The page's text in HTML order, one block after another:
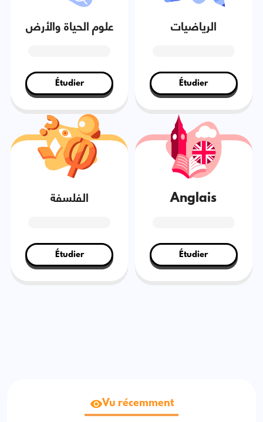
علوم الحياة والأرض
Étudier
الرياضيات
Étudier
الفلسفة
Étudier
Anglais
Étudier
Vu récemment